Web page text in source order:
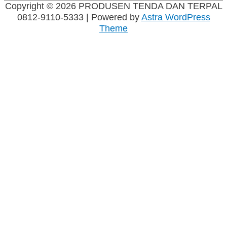
Copyright © 2026 PRODUSEN TENDA DAN TERPAL
0812-9110-5333| Powered byAstra WordPress
Theme